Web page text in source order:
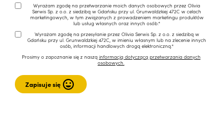
Wyrażam zgodę na przetwarzanie moich danych osobowych przez Olivia
Serwis Sp. z o.o. z siedzibą w Gdańsku przy ul. Grunwaldzkiej 472C w celach
marketingowych, w tym związanych z prowadzeniem marketingu produktów
lub usług własnych oraz innych osób.*
Wyrażam zgodę na przesyłanie przez Olivia Serwis Sp. z o.o. z siedzibą w
Gdańsku przy ul. Grunwaldzkiej 472C, w imieniu własnym lub na zlecenie innych
osób, informacji handlowych drogą elektroniczną.*
Prosimy o zapoznanie się z naszą informacją dotyczącą przetwarzania danych
osobowych.